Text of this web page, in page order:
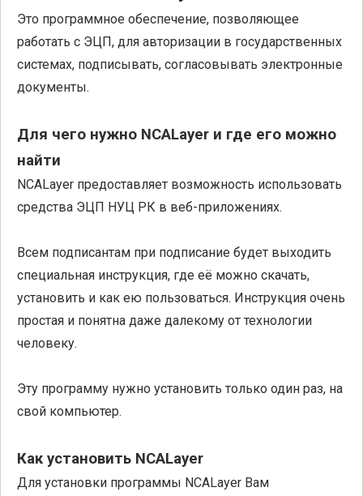
Это программное обеспечение, позволяющее
работать с ЭЦП, для авторизации в государственных
системах, подписывать, согласовывать электронные
документы.
Для чего нужно NCALayer и где его можно
найти
NCALayer предоставляет возможность использовать
средства ЭЦП НУЦ РК в веб-приложениях.
Всем подписантам при подписание будет выходить
специальная инструкция, где её можно скачать,
установить и как ею пользоваться. Инструкция очень
простая и понятна даже далекому от технологии
человеку.
Эту программу нужно установить только один раз, на
свой компьютер.
Как установить NCALayer
Для установки программы NCALayer Вам